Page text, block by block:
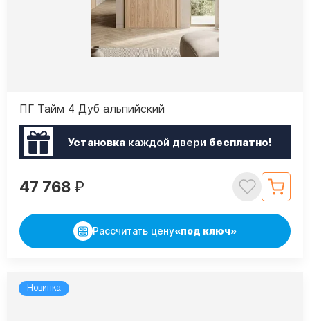
ПГ Тайм 4 Дуб альпийский
Установкакаждой двери бесплатно!
47 768 ₽
Рассчитать цену«под ключ»
Новинка